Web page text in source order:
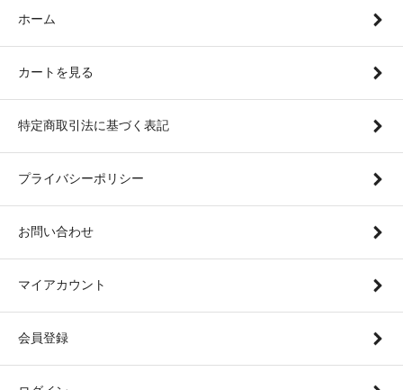
ホーム
カートを見る
特定商取引法に基づく表記
プライバシーポリシー
お問い合わせ
マイアカウント
会員登録